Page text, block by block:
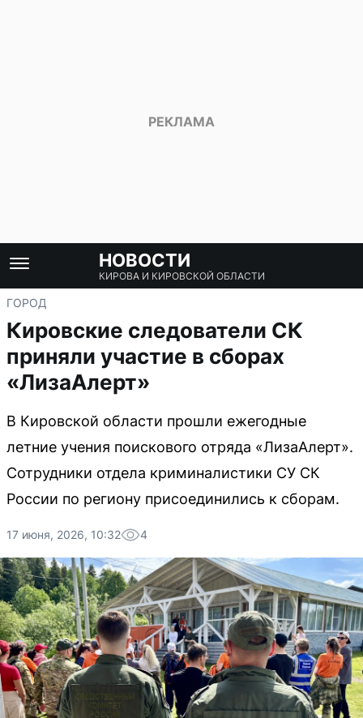
НОВОСТИ
КИРОВА И КИРОВСКОЙ ОБЛАСТИ
ГОРОД
Кировские следователи СК
приняли участие в сборах
«ЛизаАлерт»
В Кировской области прошли ежегодные
летние учения поискового отряда «ЛизаАлерт».
Сотрудники отдела криминалистики СУ СК
России по региону присоединились к сборам.
17 июня, 2026, 10:32 4